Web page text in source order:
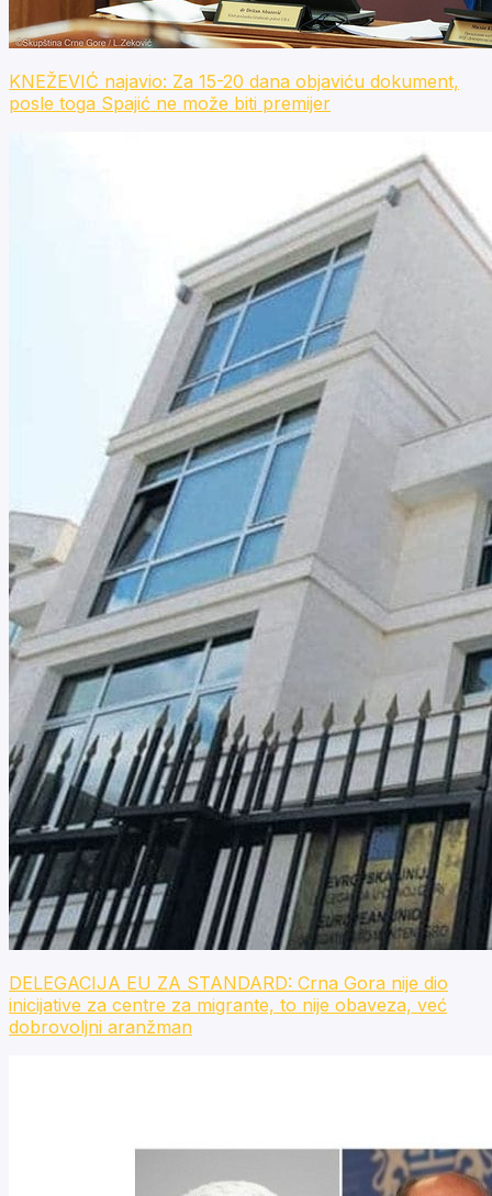
KNEŽEVIĆ najavio: Za 15-20 dana objaviću dokument,
posle toga Spajić ne može biti premijer
DELEGACIJA EU ZA STANDARD: Crna Gora nije dio
inicijative za centre za migrante, to nije obaveza, već
dobrovoljni aranžman